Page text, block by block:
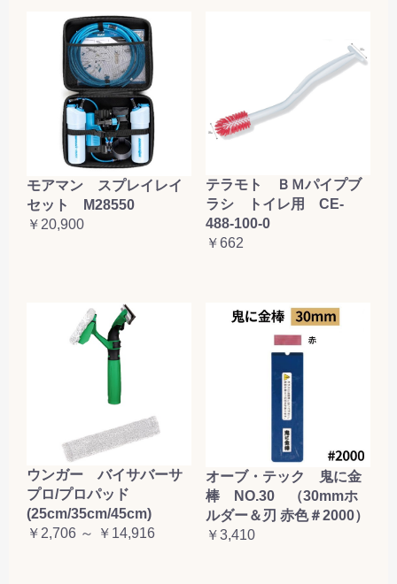
モアマン スプレイレイ
セット M28550
￥20,900
テラモト ＢＭパイプブ
ラシ トイレ用 CE-
488-100-0
￥662
ウンガー バイサバーサ
プロ/プロパッド
(25cm/35cm/45cm)
￥2,706 ～ ￥14,916
オーブ・テック 鬼に金
棒 NO.30 （30mmホ
ルダー＆刃 赤色＃2000）
￥3,410